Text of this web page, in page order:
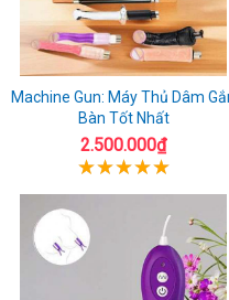
Machine Gun: Máy Thủ Dâm
Bàn Tốt Nhất
2.500.000₫